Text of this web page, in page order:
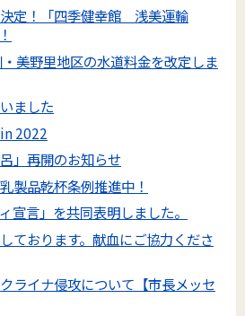
定！「四季健幸館 浅美運輸
美野里地区の水道料金を改定しま
ました
2022
」再開のお知らせ
製品乾杯条例推進中！
宣言」を共同表明しました。
ております。献血にご協力くださ
ライナ侵攻について【市長メッセ